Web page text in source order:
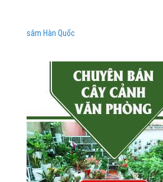
sâm Hàn Quốc